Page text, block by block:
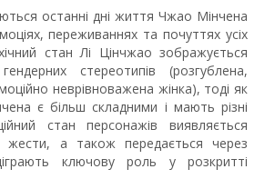
останні дні життя Чжао Мінчена
переживаннях та почуттях усіх
стан Лі Цінчжао зображується
стереотипів (розгублена,
неврівноважена жінка), тоді як
є більш складними і мають різні
стан персонажів виявляється
жести, а також передається через
ключову роль у розкритті